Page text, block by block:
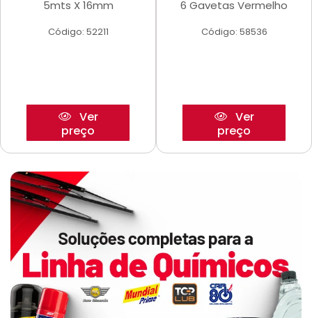
5mts X 16mm
Código: 52211
Ver
preço
6 Gavetas Vermelho
Código: 58536
Ver
preço